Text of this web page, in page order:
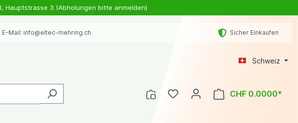
Hauptstrasse 3 (Abholungen bitte anmelden)
Mail: info@eltec-mehring.ch Sicher Einkaufen
Schweiz
CHF 0.0000*